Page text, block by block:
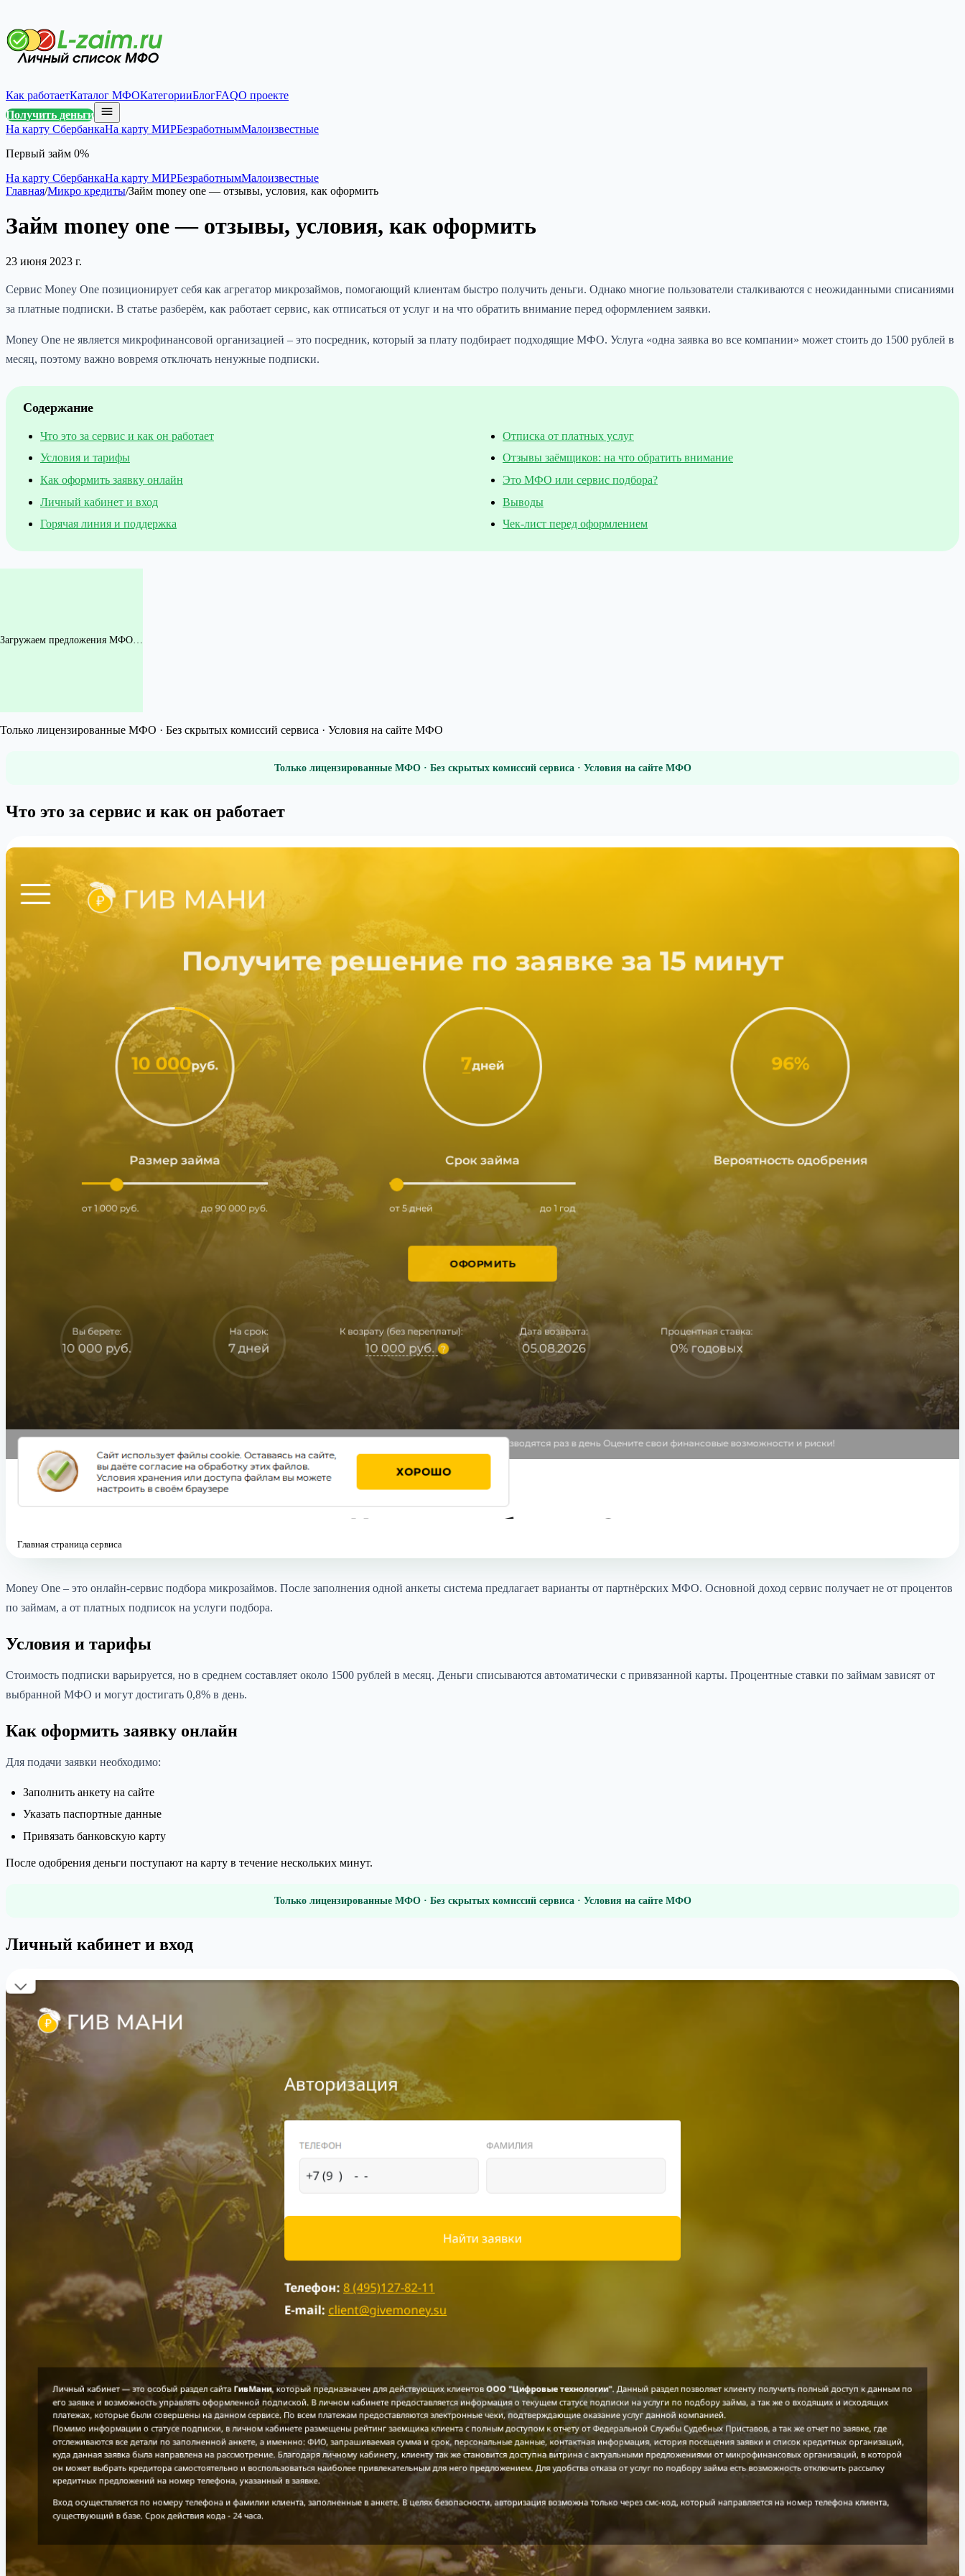
Как работаетКаталог МФОКатегорииБлогFAQО проекте
Получить деньги
На карту СбербанкаНа карту МИРБезработнымМалоизвестные
Первый займ 0%
На карту СбербанкаНа карту МИРБезработнымМалоизвестные
Главная/Микро кредиты/Займ money one — отзывы, условия, как оформить
Займ money one — отзывы, условия, как оформить
23 июня 2023 г.
Сервис Money One позиционирует себя как агрегатор микрозаймов, помогающий клиентам быстро получить деньги. Однако многие пользователи сталкиваются с неожиданными списаниями
за платные подписки. В статье разберём, как работает сервис, как отписаться от услуг и на что обратить внимание перед оформлением заявки.
Money One не является микрофинансовой организацией – это посредник, который за плату подбирает подходящие МФО. Услуга «одна заявка во все компании» может стоить до 1500 рублей в
месяц, поэтому важно вовремя отключать ненужные подписки.
Содержание
Что это за сервис и как он работает
Условия и тарифы
Как оформить заявку онлайн
Личный кабинет и вход
Горячая линия и поддержка
Отписка от платных услуг
Отзывы заёмщиков: на что обратить внимание
Это МФО или сервис подбора?
Выводы
Чек-лист перед оформлением
Загружаем предложения МФО…
Только лицензированные МФО · Без скрытых комиссий сервиса · Условия на сайте МФО
Только лицензированные МФО · Без скрытых комиссий сервиса · Условия на сайте МФО
Что это за сервис и как он работает
Главная страница сервиса
Money One – это онлайн-сервис подбора микрозаймов. После заполнения одной анкеты система предлагает варианты от партнёрских МФО. Основной доход сервис получает не от процентов
по займам, а от платных подписок на услуги подбора.
Условия и тарифы
Стоимость подписки варьируется, но в среднем составляет около 1500 рублей в месяц. Деньги списываются автоматически с привязанной карты. Процентные ставки по займам зависят от
выбранной МФО и могут достигать 0,8% в день.
Как оформить заявку онлайн
Для подачи заявки необходимо:
Заполнить анкету на сайте
Указать паспортные данные
Привязать банковскую карту
После одобрения деньги поступают на карту в течение нескольких минут.
Только лицензированные МФО · Без скрытых комиссий сервиса · Условия на сайте МФО
Личный кабинет и вход